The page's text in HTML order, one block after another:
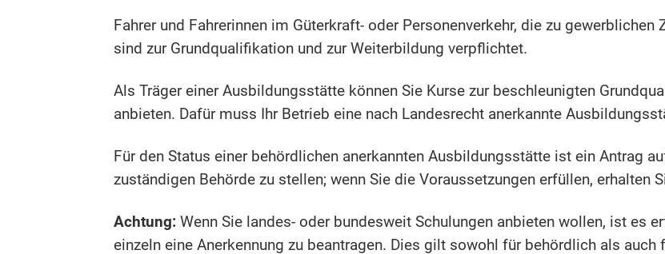
Fahrer und Fahrerinnen im Güterkraft- oder Personenverkehr, die zu
sind zur Grundqualifikation und zur Weiterbildung verpflichtet.
Als Träger einer Ausbildungsstätte können Sie Kurse zur beschleunigten
anbieten. Dafür muss Ihr Betrieb eine nach Landesrecht anerkannte
Für den Status einer behördlichen anerkannten Ausbildungsstätte ist ein Antrag
zuständigen Behörde zu stellen; wenn Sie die Voraussetzungen erfüllen, erhalten
Achtung: Wenn Sie landes- oder bundesweit Schulungen anbieten wollen, ist es
einzeln eine Anerkennung zu beantragen. Dies gilt sowohl für behördlich als auch